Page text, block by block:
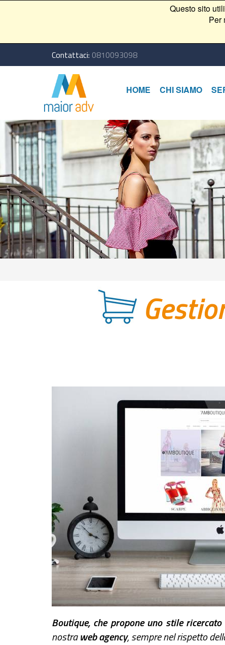
Questo sito
Per
Contattaci: 0810093098
HOME CHI SIAMO
Boutique, che propone uno stile
nostraweb agency, sempre nel rispetto